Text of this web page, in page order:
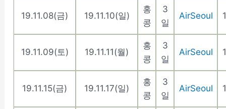
19.11.08(금) 19.11.10(일)
홍
콩
3
일
AirSeoul
19.11.09(토) 19.11.11(월)
홍
콩
3
일
AirSeoul
19.11.15(금) 19.11.17(일)
홍
콩
3
일
AirSeoul